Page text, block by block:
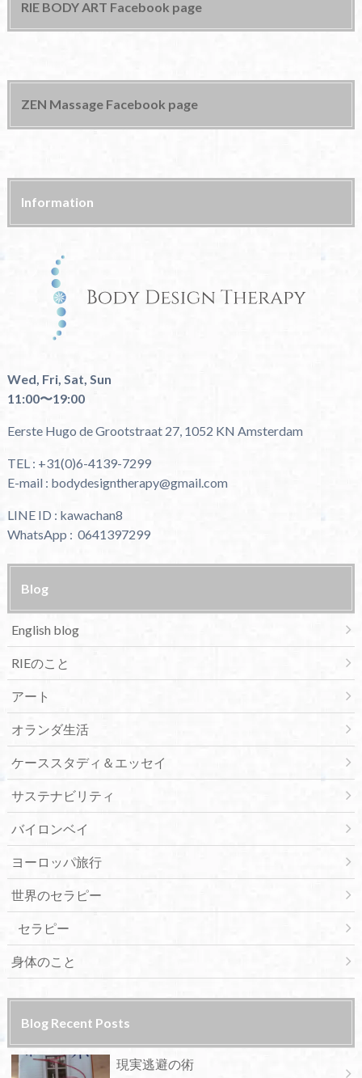
RIE BODY ART Facebook page
ZEN Massage Facebook page
Information
Wed, Fri, Sat, Sun
11:00〜19:00
Eerste Hugo de Grootstraat 27, 1052 KN Amsterdam
TEL : +31(0)6-4139-7299
E-mail : bodydesigntherapy@gmail.com
LINE ID : kawachan8
WhatsApp : 0641397299
Blog
English blog
RIEのこと
アート
オランダ生活
ケーススタディ＆エッセイ
サステナビリティ
バイロンベイ
ヨーロッパ旅行
世界のセラピー
セラピー
身体のこと
Blog Recent Posts
現実逃避の術